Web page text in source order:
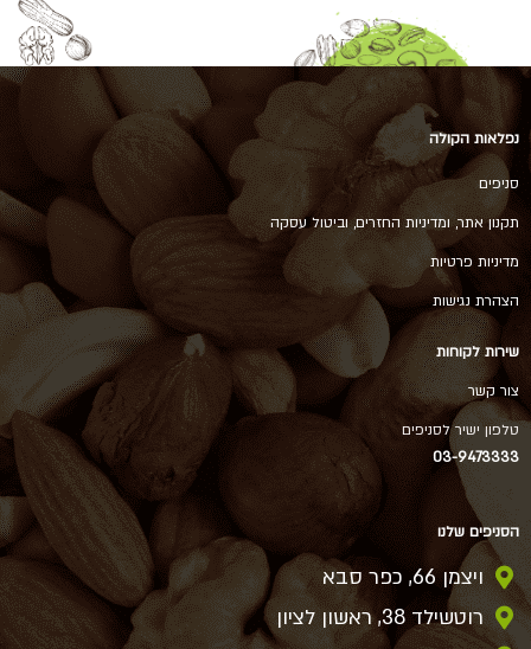
נפלאות הקולה
סניפים
תקנון אתר, ומדיניות החזרים, וביטול עסקה
מדיניות פרטיות
הצהרת נגישות
שירות לקוחות
צור קשר
טלפון ישיר לסניפים
03-9473333
הסניפים שלנו
ויצמן 66, כפר סבא
רוטשילד 38, ראשון לציון